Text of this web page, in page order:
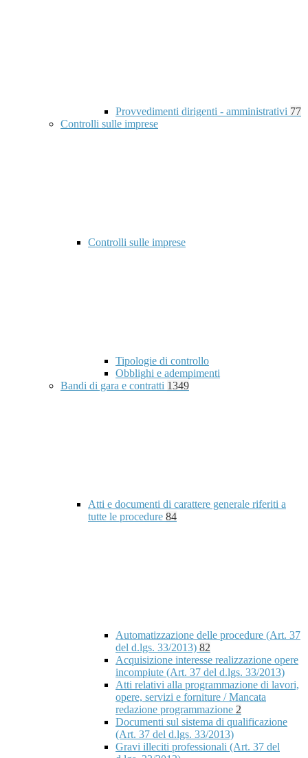
Provvedimenti dirigenti - amministrativi 77
Controlli sulle imprese
Controlli sulle imprese
Tipologie di controllo
Obblighi e adempimenti
Bandi di gara e contratti 1349
Atti e documenti di carattere generale riferiti a
tutte le procedure 84
Automatizzazione delle procedure (Art. 37
del d.lgs. 33/2013) 82
Acquisizione interesse realizzazione opere
incompiute (Art. 37 del d.lgs. 33/2013)
Atti relativi alla programmazione di lavori,
opere, servizi e forniture / Mancata
redazione programmazione 2
Documenti sul sistema di qualificazione
(Art. 37 del d.lgs. 33/2013)
Gravi illeciti professionali (Art. 37 del